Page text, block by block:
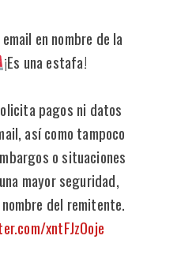
en nombre de la
¡Es una estafa!
pagos ni datos
así como tampoco
o situaciones
mayor seguridad,
del remitente.
xntFJz0oje